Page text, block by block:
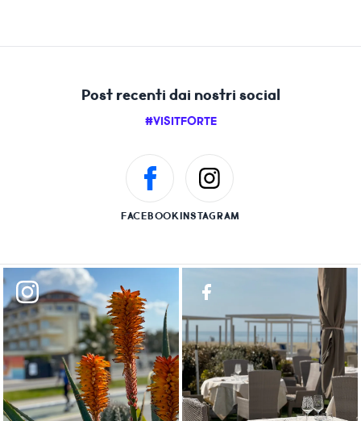
Post recenti dai nostri social
#VISITFORTE
FACEBOOKINSTAGRAM